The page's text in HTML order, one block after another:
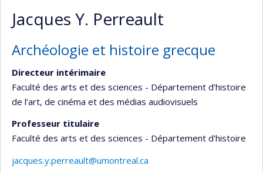
Jacques Y. Perreault
Archéologie et histoire grecque
Directeur intérimaire
Faculté des arts et des sciences - Département d’histoire
de l’art, de cinéma et des médias audiovisuels
Professeur titulaire
Faculté des arts et des sciences - Département d'histoire
jacques.y.perreault@umontreal.ca